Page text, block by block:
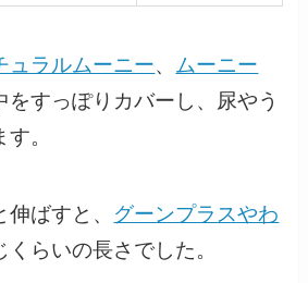
ュラルムーニー、 ムーニー
をすっぽりカバーし、尿やう
。
ばすと、 グーンプラスやわ
くらいの長さでした。